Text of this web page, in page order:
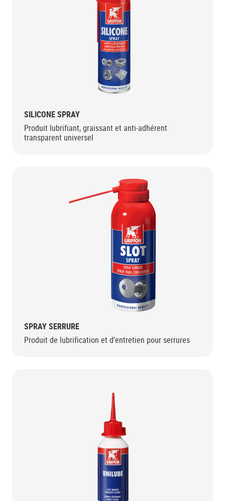
SILICONE SPRAY
Produit lubrifiant, graissant et anti-adhérent
transparent universel
SPRAY SERRURE
Produit de lubrification et d’entretien pour serrures